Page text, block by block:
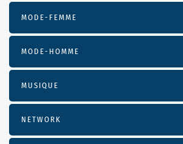
MODE-FEMME
MODE-HOMME
MUSIQUE
NETWORK